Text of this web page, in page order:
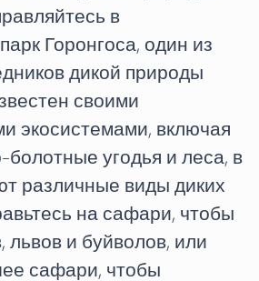
в
Горонгоса, один из
дикой природы
своими
экосистемами, включая
угодья и леса, в
различные виды диких
на сафари, чтобы
львов и буйволов, или
сафари, чтобы